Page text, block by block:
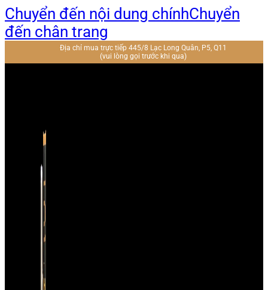
Chuyển đến nội dung chínhChuyển
đến chân trang
Địa chỉ mua trực tiếp 445/8 Lạc Long Quân, P5, Q11
(vui lòng gọi trước khi qua)